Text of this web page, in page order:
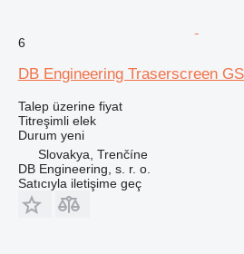
6
DB Engineering Traserscreen
Talep üzerine fiyat
Titreşimli elek
Durum yeni
Slovakya, Trenčíne
DB Engineering, s. r. o.
Satıcıyla iletişime geç